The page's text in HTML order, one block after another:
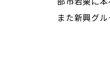
また新興グ